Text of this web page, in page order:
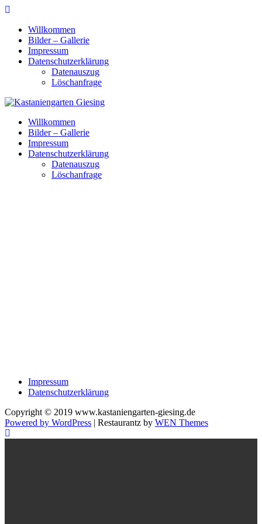
Skip
contentWillkommen
Bilder – Gallerie
Impressum
Datenschutzerklärung
Datenauszug
Löschanfrage
Willkommen
Bilder – Gallerie
Impressum
Datenschutzerklärung
Datenauszug
Löschanfrage
Impressum
Datenschutzerklärung
Copyright © 2019 www.kastaniengarten-giesing.de
Powered by WordPress | Restaurantz by WEN Themes